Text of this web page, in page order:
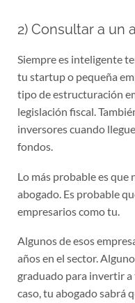
2) Consultar a un
Siempre es inteligente
tu startup o pequeña
tipo de estructuración
legislación fiscal.
inversores cuando
fondos.
Lo más probable es que
abogado. Es probable
empresarios como tu.
Algunos de esos
años en el sector.
graduado para invertir
caso, tu abogado sabrá